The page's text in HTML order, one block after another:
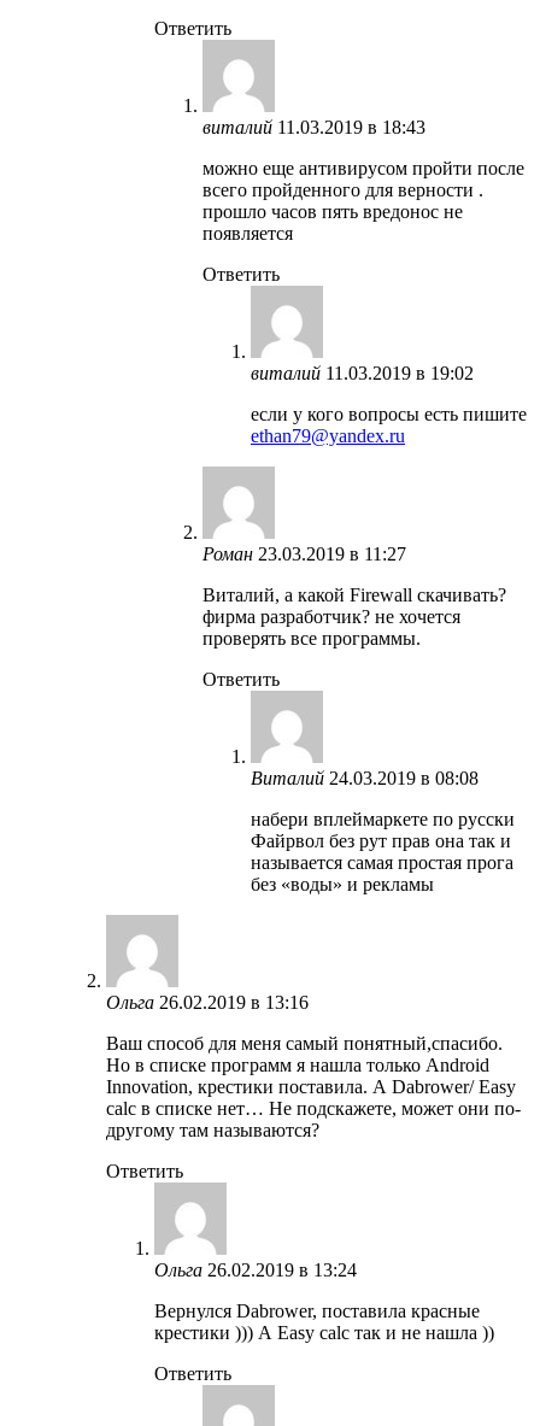
Ответить
виталий 11.03.2019 в 18:43
можно еще антивирусом пройти после
всего пройденного для верности .
прошло часов пять вредонос не
появляется
Ответить
виталий 11.03.2019 в 19:02
если у кого вопросы есть пишите
ethan79@yandex.ru
Роман 23.03.2019 в 11:27
Виталий, а какой Firewall скачивать?
фирма разработчик? не хочется
проверять все программы.
Ответить
Виталий 24.03.2019 в 08:08
набери вплеймаркете по русски
Файрвол без рут прав она так и
называется самая простая прога
без «воды» и рекламы
Ольга 26.02.2019 в 13:16
Ваш способ для меня самый понятный,спасибо.
Но в списке программ я нашла только Android
Innovation, крестики поставила. А Dabrower/ Easy
calc в списке нет… Не подскажете, может они по-
другому там называются?
Ответить
Ольга 26.02.2019 в 13:24
Вернулся Dabrower, поставила красные
крестики ))) А Easy calc так и не нашла ))
Ответить